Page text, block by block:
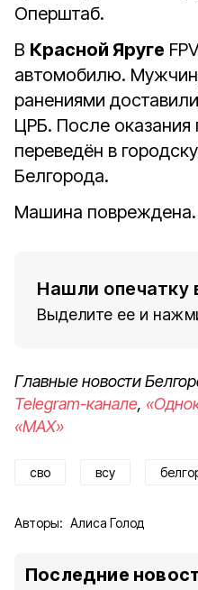
Оперштаб.
В Красной Яруге
автомобилю.
ранениями
ЦРБ. После
переведён в
Белгорода.
Машина повреждена.
Нашли опечатку
Выделите ее и
Главные новости
Telegram-канале,
«MAX»
сво всу
Авторы: Алиса Голод
Последние